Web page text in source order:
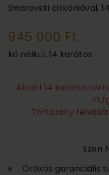
Swarovski cirkóniával,
945 000 Ft
kő nélkül, 14 karátos
Akció! 14 karátos
Ft/
Törtarany
Ezen
Örökös garanciális